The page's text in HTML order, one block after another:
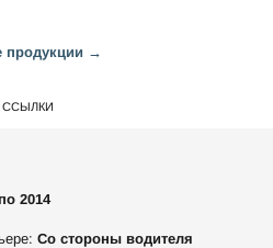
продукции →
2014
Со стороны водителя